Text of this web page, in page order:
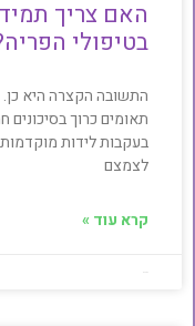
האם צריך
בטיפולי
התשובה הקצרה היא כן.
תאומים כרוך בסיכונים
בעקבות לידות
לצמצם
קרא עוד »